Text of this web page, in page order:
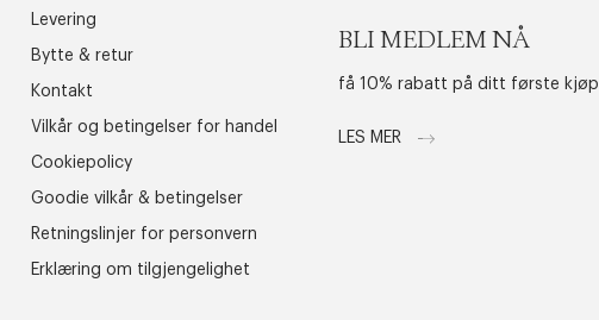
Levering
Bytte & retur
Kontakt
Vilkår og betingelser for handel
Cookiepolicy
Goodie vilkår & betingelser
Retningslinjer for personvern
Erklæring om tilgjengelighet
BLI MEDLEM NÅ
få 10% rabatt på ditt første kjøp
LES MER